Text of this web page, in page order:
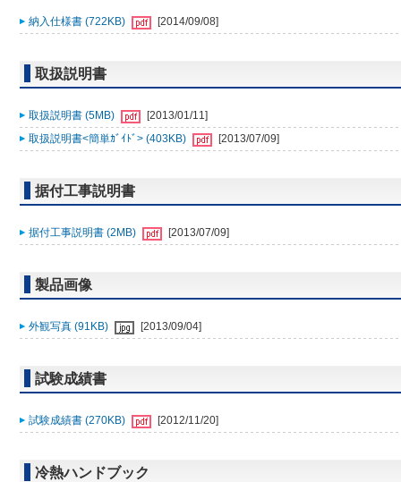
納入仕様書 (722KB) [2014/09/08]
取扱説明書
取扱説明書 (5MB)
[2013/01/11]
取扱説明書<簡単ｶﾞｲﾄﾞ> (403KB)
[2013/07/09]
据付工事説明書
据付工事説明書 (2MB) [2013/07/09]
製品画像
外観写真 (91KB) [2013/09/04]
試験成績書
試験成績書 (270KB) [2012/11/20]
冷熱ハンドブック